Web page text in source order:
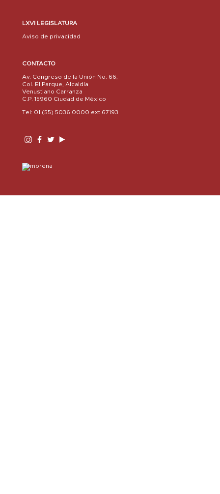
LXVI LEGISLATURA
Aviso de privacidad
CONTACTO
Av. Congreso de la Unión No. 66,
Col. El Parque, Alcaldía
Venustiano Carranza
C.P. 15960 Ciudad de México
Tel: 01 (55) 5036 0000 ext.67193